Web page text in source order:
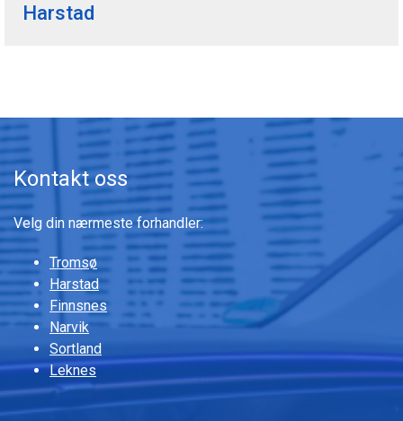
Harstad
Kontakt oss
Velg din nærmeste forhandler:
Tromsø
Harstad
Finnsnes
Narvik
Sortland
Leknes